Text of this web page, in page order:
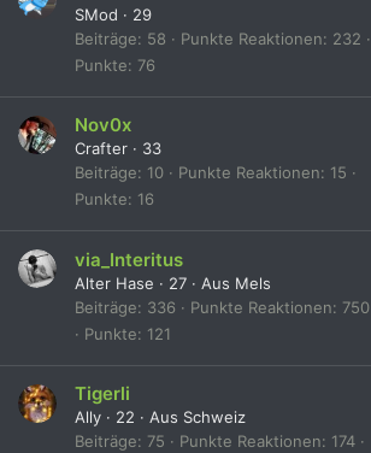
SMod · 29
Beiträge
58 Punkte Reaktionen
232
Punkte
76
Nov0x
Crafter · 33
Beiträge
10 Punkte Reaktionen
15
Punkte
16
via_Interitus
Alter Hase · 27 · Aus Mels
Beiträge
336 Punkte Reaktionen
750
Punkte
121
Tigerli
Ally · 22 · Aus Schweiz
Beiträge
75 Punkte Reaktionen
174